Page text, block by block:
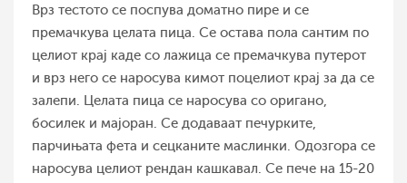
Врз тестото се поспува доматно пире и се
премачкува целата пица. Се остава пола сантим по
целиот крај каде со лажица се премачкува путерот
и врз него се наросува кимот поцелиот крај за да се
залепи. Целата пица се наросува со оригано,
босилек и мајоран. Се додаваат печурките,
парчињата фета и сецканите маслинки. Одозгора се
наросува целиот рендан кашкавал. Се пече на 15-20